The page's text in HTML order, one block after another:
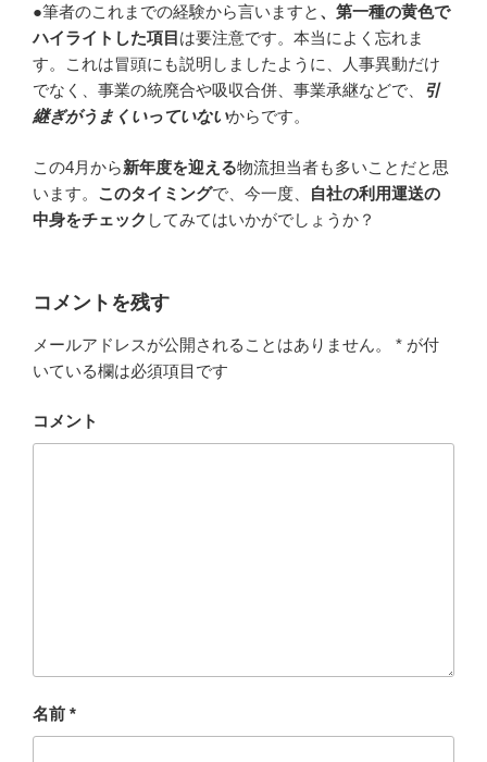
●筆者のこれまでの経験から言いますと 、第一種の黄色で
ハイライトした項目 は要注意です。本当によく忘れま
す。これは冒頭にも説明しましたように、人事異動だけ
でなく、事業の統廃合や吸収合併、事業承継などで、
引
継ぎがうまくいっていないからです。
この4月から新年度を迎える物流担当者も多いことだと思
います。 このタイミングで、今一度、
自社の利用運送の
中身をチェック してみてはいかがでしょうか？
コメントを残す
メールアドレスが公開されることはありません。 * が付
いている欄は必須項目です
コメント
名前 *